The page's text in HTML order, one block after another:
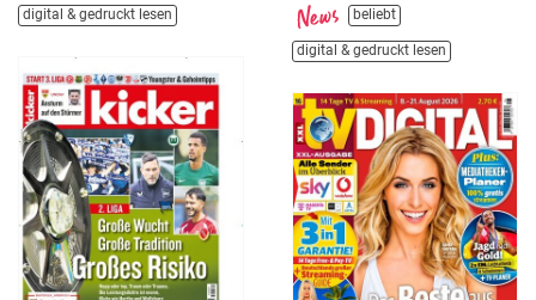
digital & gedruckt lesen beliebt
digital & gedruckt lesen